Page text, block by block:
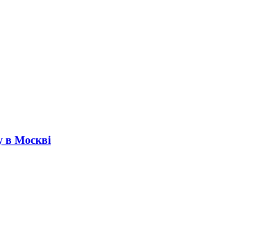
в Москві